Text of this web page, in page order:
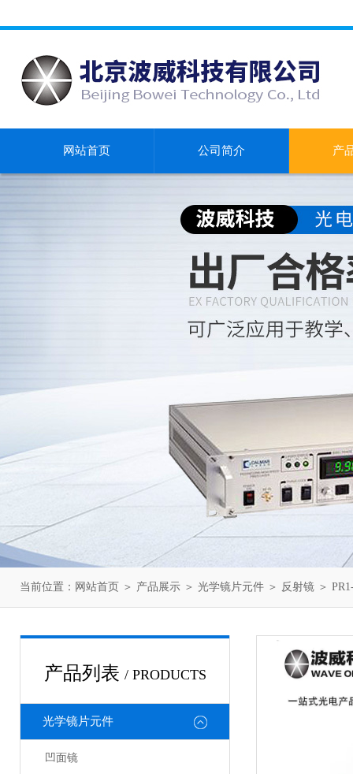
网站首页 公司简介 产
当前位置： 网站首页 ＞ 产品展示 ＞ 光学镜片元件 ＞ 反射镜 ＞
产品列表 / PRODUCTS
光学镜片元件
凹面镜